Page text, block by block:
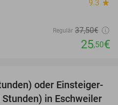
9.3 star
Regulär 37,50€
25,50€
57%
oder Einsteiger-
in Eschweiler